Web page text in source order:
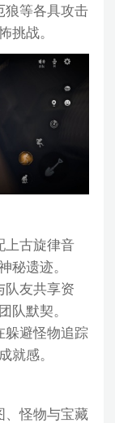
狼等各具攻击
挑战。
上古旋律音
秘遗迹。
队友共享资
队默契。
躲避怪物追踪
就感。
、怪物与宝藏